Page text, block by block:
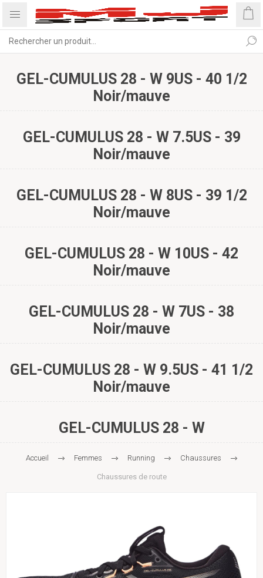
GEL-CUMULUS 28 - W 9US - 40 1/2
Noir/mauve
GEL-CUMULUS 28 - W 7.5US - 39
Noir/mauve
GEL-CUMULUS 28 - W 8US - 39 1/2
Noir/mauve
GEL-CUMULUS 28 - W 10US - 42
Noir/mauve
GEL-CUMULUS 28 - W 7US - 38
Noir/mauve
GEL-CUMULUS 28 - W 9.5US - 41 1/2
Noir/mauve
GEL-CUMULUS 28 - W
Accueil Femmes Running Chaussures
Chaussures de route